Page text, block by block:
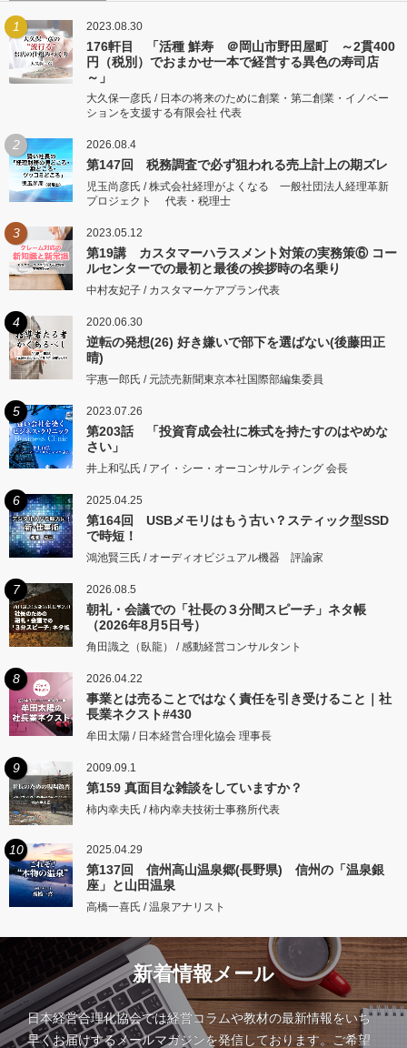
1 2023.08.30
176軒目 「活種 鮮寿 ＠岡山市野田屋町 ～2貫400
円（税別）でおまかせ一本で経営する異色の寿司店
～」
大久保一彦氏 / 日本の将来のために創業・第二創業・イノベー
ションを支援する有限会社 代表
2 2026.08.4
第147回 税務調査で必ず狙われる売上計上の期ズレ
児玉尚彦氏 / 株式会社経理がよくなる 一般社団法人経理革新
プロジェクト 代表・税理士
3 2023.05.12
第19講 カスタマーハラスメント対策の実務策⑥ コー
ルセンターでの最初と最後の挨拶時の名乗り
中村友妃子 / カスタマーケアプラン代表
4 2020.06.30
逆転の発想(26) 好き嫌いで部下を選ばない(後藤田正
晴)
宇惠一郎氏 / 元読売新聞東京本社国際部編集委員
5 2023.07.26
第203話 「投資育成会社に株式を持たすのはやめな
さい」
井上和弘氏 / アイ・シー・オーコンサルティング 会長
6 2025.04.25
第164回 USBメモリはもう古い？スティック型SSD
で時短！
鴻池賢三氏 / オーディオビジュアル機器 評論家
7 2026.08.5
朝礼・会議での「社長の３分間スピーチ」ネタ帳
（2026年8月5日号）
角田識之（臥龍） / 感動経営コンサルタント
8 2026.04.22
事業とは売ることではなく責任を引き受けること｜社
長業ネクスト#430
牟田太陽 / 日本経営合理化協会 理事長
9 2009.09.1
第159 真面目な雑談をしていますか？
柿内幸夫氏 / 柿内幸夫技術士事務所代表
10 2025.04.29
第137回 信州高山温泉郷(長野県) 信州の「温泉銀
座」と山田温泉
高橋一喜氏 / 温泉アナリスト
新着情報メール
日本経営合理化協会では経営コラムや教材の最新情報をいち
早くお届けするメールマガジンを発信しております。ご希望